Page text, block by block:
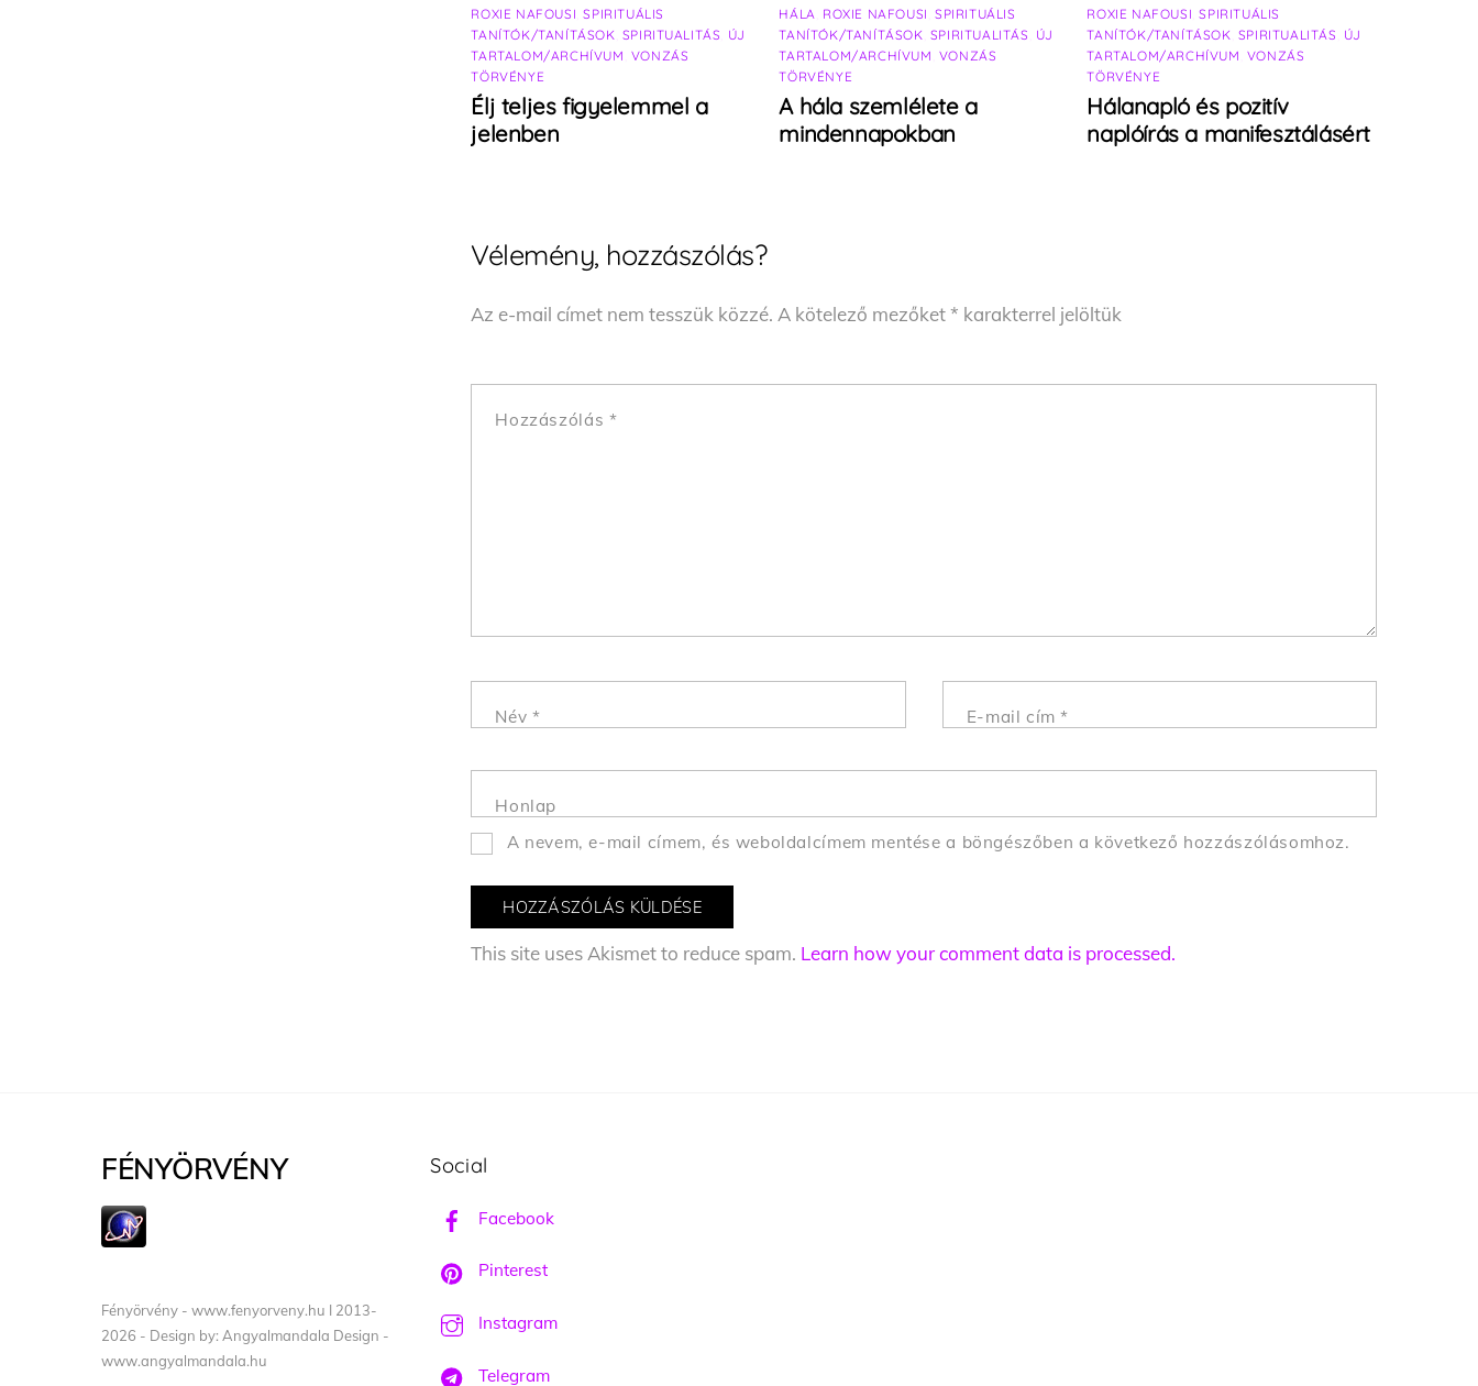
ROXIE NAFOUSI ,SPIRITUÁLIS
TANÍTÓK/TANÍTÁSOK SPIRITUALITÁS ÚJ
TARTALOM/ARCHÍVUM VONZÁS
TÖRVÉNYE
Élj teljes figyelemmel a
jelenben
HÁLA ROXIE NAFOUSI SPIRITUÁLIS
TANÍTÓK/TANÍTÁSOK SPIRITUALITÁS ÚJ
TARTALOM/ARCHÍVUM VONZÁS
TÖRVÉNYE
A hála szemlélete a
mindennapokban
ROXIE NAFOUSI ,SPIRITUÁLIS
TANÍTÓK/TANÍTÁSOK SPIRITUALITÁS ÚJ
TARTALOM/ARCHÍVUM VONZÁS
TÖRVÉNYE
Hálanapló és pozitív
naplóírás a manifesztálásért
Vélemény, hozzászólás?
Az e-mail címet nem tesszük közzé. A kötelező mezőket* karakterrel jelöltük
Hozzászólás *
Név * E-mail cím*
Honlap
A nevem, e-mail címem, és weboldalcímem mentése a böngészőben a következő hozzászólásomhoz.
This site uses Akismet to reduce spam. Learn how your comment data is processed.
FÉNYÖRVÉNY
Fényörvény - www.fenyorveny.hu I 2013-
2026 - Design by: Angyalmandala Design -
www.angyalmandala.hu
Social
Facebook
Pinterest
Instagram
Telegram